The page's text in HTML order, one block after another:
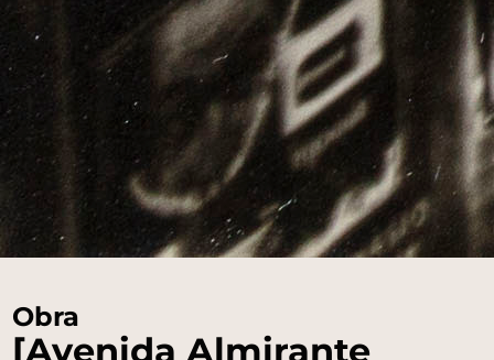
Obra
[Avenida Almirante